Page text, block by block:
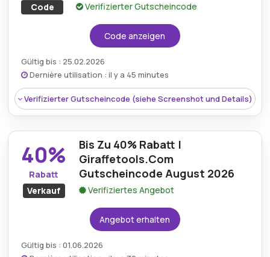
Code
Verifizierter Gutscheincode
Code anzeigen
Gültig bis : 25.02.2026
Dernière utilisation : il y a 45 minutes
Verifizierter Gutscheincode (siehe Screenshot und Details)
40%
Rabatt
Verkauf
Bis Zu 40% Rabatt |
Giraffetools.Com
Gutscheincode August 2026
Verifiziertes Angebot
Angebot erhalten
Gültig bis : 01.06.2026